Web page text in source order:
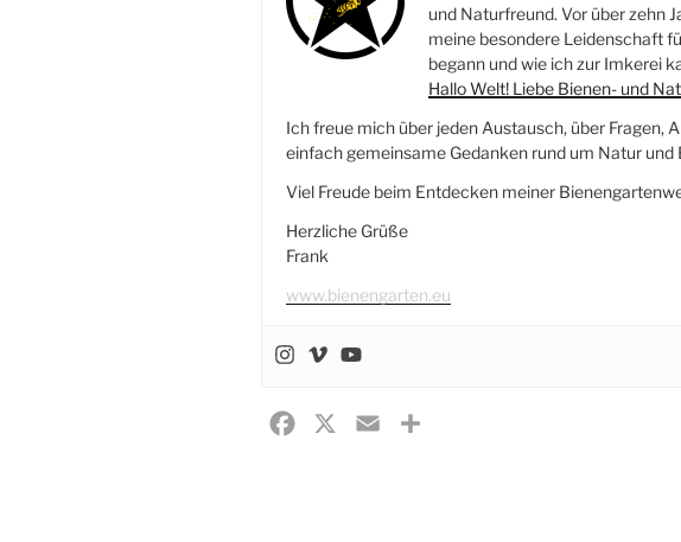
und Naturfreund. Vor über zehn
meine besondere Leidenschaft
begann und wie ich zur Imkerei
Hallo Welt! Liebe Bienen- und
Ich freue mich über jeden Austausch, über Fragen,
einfach gemeinsame Gedanken rund um Natur und
Viel Freude beim Entdecken meiner
Herzliche Grüße
Frank
www.bienengarten.eu